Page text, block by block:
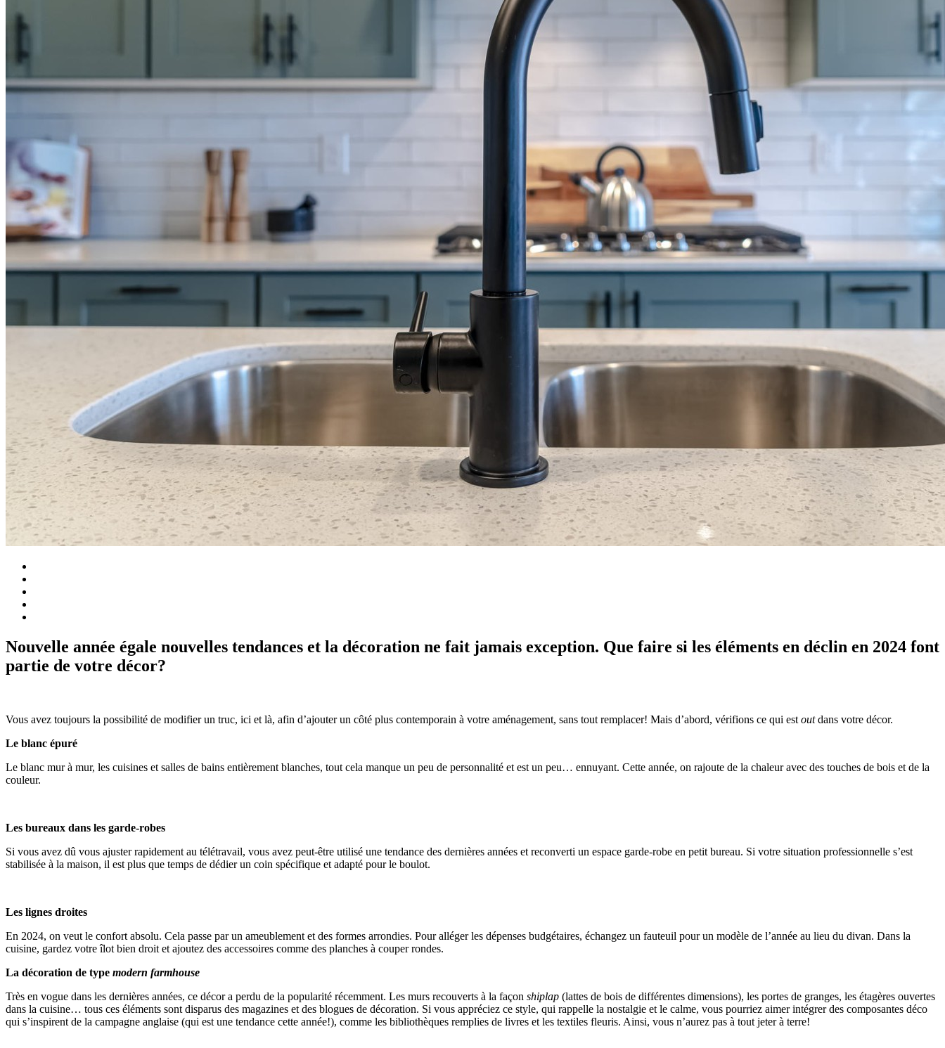
Nouvelle année égale nouvelles tendances et la décoration ne fait jamais exception. Que faire si les éléments en déclin en 2024 font
partie de votre décor?
Vous avez toujours la possibilité de modifier un truc, ici et là, afin d’ajouter un côté plus contemporain à votre aménagement, sans tout remplacer! Mais d’abord, vérifions ce qui est outdans votre décor.
Le blanc épuré
Le blanc mur à mur, les cuisines et salles de bains entièrement blanches, tout cela manque un peu de personnalité et est un peu… ennuyant. Cette année, on rajoute de la chaleur avec des touches de bois et de la
couleur.
Les bureaux dans les garde-robes
Si vous avez dû vous ajuster rapidement au télétravail, vous avez peut-être utilisé une tendance des dernières années et reconverti un espace garde-robe en petit bureau. Si votre situation professionnelle s’est
stabilisée à la maison, il est plus que temps de dédier un coin spécifique et adapté pour le boulot.
Les lignes droites
En 2024, on veut le confort absolu. Cela passe par un ameublement et des formes arrondies. Pour alléger les dépenses budgétaires, échangez un fauteuil pour un modèle de l’année au lieu du divan. Dans la
cuisine, gardez votre îlot bien droit et ajoutez des accessoires comme des planches à couper rondes.
La décoration de type modern farmhouse
Très en vogue dans les dernières années, ce décor a perdu de la popularité récemment. Les murs recouverts à la façon shiplap (lattes de bois de différentes dimensions), les portes de granges, les étagères ouvertes
dans la cuisine… tous ces éléments sont disparus des magazines et des blogues de décoration. Si vous appréciez ce style, qui rappelle la nostalgie et le calme, vous pourriez aimer intégrer des composantes déco
qui s’inspirent de la campagne anglaise (qui est une tendance cette année!), comme les bibliothèques remplies de livres et les textiles fleuris. Ainsi, vous n’aurez pas à tout jeter à terre!